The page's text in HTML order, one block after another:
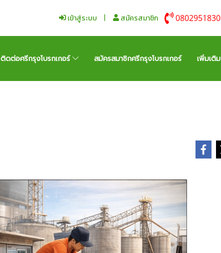
เข้าสู่ระบบ สมัครสมาชิก 0802951830
ติดต่อศรีกรุงโบรกเกอร์ สมัครสมาชิกศรีกรุงโบรกเกอร์ เพิ่มเติม